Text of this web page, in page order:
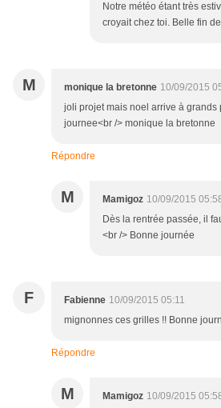
Notre météo étant très
croyait chez toi. Belle fin
M monique la bretonne 10/09/2015
joli projet mais noel arrive à grands
journee<br /> monique la bretonne
Répondre
M Mamigoz 10/09/2015
Dès la rentrée passée, il
<br /> Bonne journée
F Fabienne 10/09/2015 05:11
mignonnes ces grilles !! Bonne
Répondre
M Mamigoz 10/09/2015